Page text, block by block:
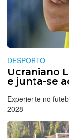
DESPORTO
Ucraniano
e junta-se
Experiente no
2028